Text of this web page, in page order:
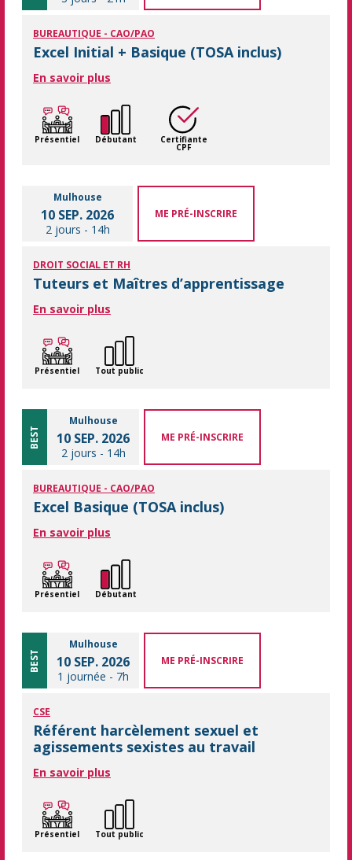
BUREAUTIQUE - CAO/PAO
Excel Initial + Basique (TOSA inclus)
En savoir plus
Présentiel Débutant Certifiante
CPF
Mulhouse
10 SEP. 2026
2 jours - 14h
ME PRÉ-INSCRIRE
DROIT SOCIAL ET RH
Tuteurs et Maîtres d’apprentissage
En savoir plus
Présentiel Tout public
BEST
Mulhouse
10 SEP. 2026
2 jours - 14h
ME PRÉ-INSCRIRE
BUREAUTIQUE - CAO/PAO
Excel Basique (TOSA inclus)
En savoir plus
Présentiel Débutant
BEST
Mulhouse
10 SEP. 2026
1 journée - 7h
ME PRÉ-INSCRIRE
CSE
Référent harcèlement sexuel et
agissements sexistes au travail
En savoir plus
Présentiel Tout public